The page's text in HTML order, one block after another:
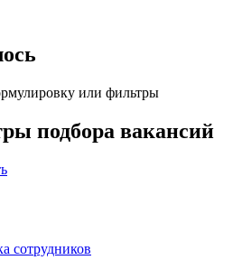
или фильтры
подбора вакансий
сотрудников